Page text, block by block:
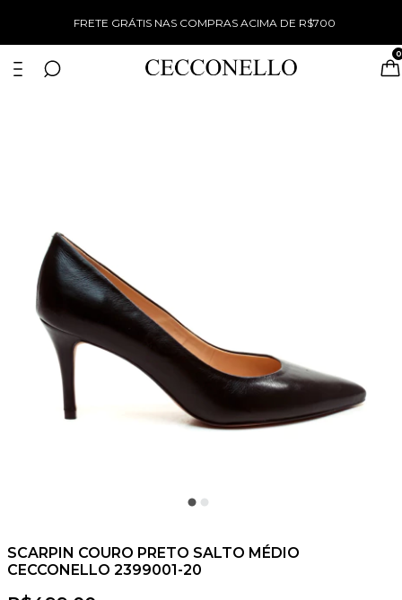
FRETE GRÁTIS NAS COMPRAS ACIMA DE R$700
0
SCARPIN COURO PRETO SALTO MÉDIO
CECCONELLO 2399001-20